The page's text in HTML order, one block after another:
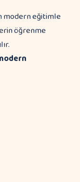
modern eğitimle
öğrenme